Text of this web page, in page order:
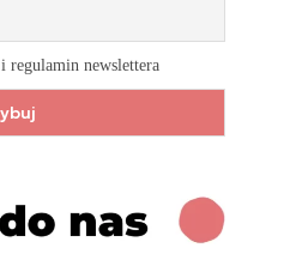
regulamin newslettera